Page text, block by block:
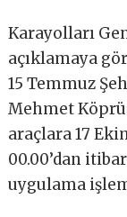
Karayolları
açıklamaya
15 Temmuz
Mehmet
araçlara 17
00.00’dan
uygulama